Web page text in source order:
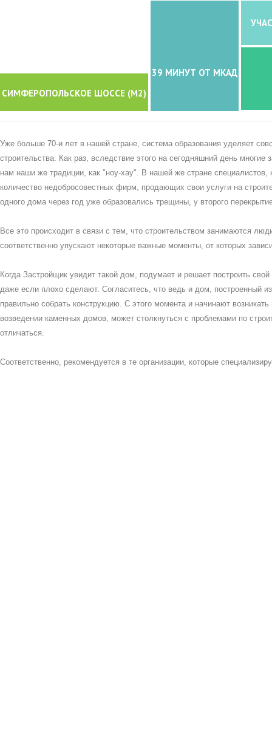
СИМФЕРОПОЛЬСКОЕ ШОССЕ (M2)
39 МИНУТ ОТ МКАД
Уже больше 70-и лет в нашей стране, система образования уделяет
строительства. Как раз, вследствие этого на сегодняшний день
нам наши же традиции, как "ноу-хау". В нашей же стране
количество недобросовестных фирм, продающих свои услуги на
одного дома через год уже образовались трещины, у второго
Все это происходит в связи с тем, что строительством занимаются
соответственно упускают некоторые важные моменты, от которых
Когда Застройщик увидит такой дом, подумает и решает построить
даже если плохо сделают. Согласитесь, что ведь и дом, построенный
правильно собрать конструкцию. С этого момента и начинают
возведении каменных домов, может столкнуться с проблемами по
отличаться.
Соответственно, рекомендуется в те организации, которые